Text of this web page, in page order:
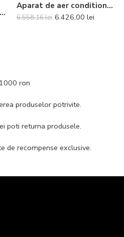
Unitate interna aer conditionat tip split de perete Mitsubishi Electric Kirigamine Zen White MSZ-EF35VGKW 12000 BTU
Aparat de aer conditionat tip duct Gree Ultra Thin R32 GUD35P-A-T-GUD35W-NhA-T Inverter 12000 BTU
6.558,16lei 6.426,00 lei
ron
produselor potrivite.
poti returna produsele.
de recompense exclusive.